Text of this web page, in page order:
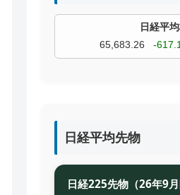
過去株価
4,055.85
日経平均先物
日経225先物（26年9月